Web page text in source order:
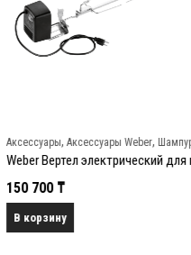
Аксессуары,Аксессуары Weber,Шампуры и вертелы
Weber Вертел электрический для гриля Genesis II 400/600 (7655)
150 700₸
В корзину